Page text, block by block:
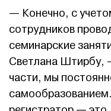
— Конечно, с
сотрудников
семинарские
Светлана Штирбу,
части, мы